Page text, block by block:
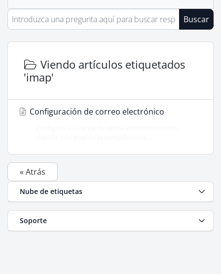
Buscar
Viendo artículos etiquetados
'imap'
Configuración de correo electrónico
« Atrás
Nube de etiquetas
Soporte